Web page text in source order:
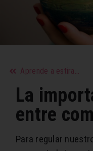
Aprende a estirar y a mantenerte en forma desde casa
La
entre
Para regular